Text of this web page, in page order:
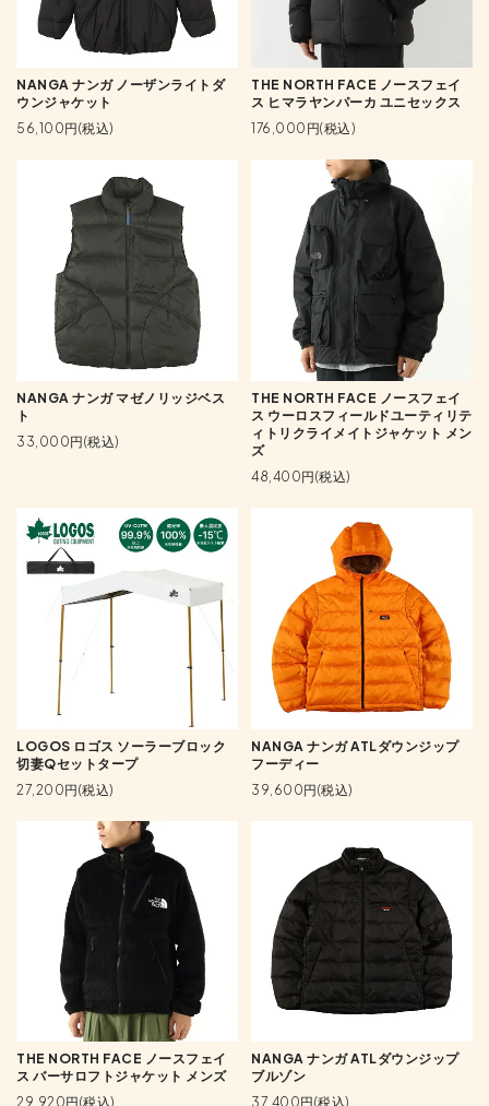
NANGA ナンガ ノーザンライトダ
ウンジャケット
56,100円(税込)
THE NORTH FACE ノースフェイ
ス ヒマラヤンパーカ ユニセックス
176,000円(税込)
NANGA ナンガ マゼノリッジベス
ト
33,000円(税込)
THE NORTH FACE ノースフェイ
ス ウーロスフィールドユーティリテ
ィトリクライメイトジャケット メン
ズ
48,400円(税込)
LOGOS ロゴス ソーラーブロック
切妻Qセットタープ
27,200円(税込)
NANGA ナンガ ATLダウンジップ
フーディー
39,600円(税込)
THE NORTH FACE ノースフェイ
ス バーサロフトジャケット メンズ
29,920円(税込)
NANGA ナンガ ATLダウンジップ
ブルゾン
37,400円(税込)